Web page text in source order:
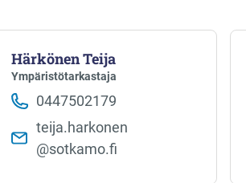
Härkönen Teija
Ympäristötarkastaja
0447502179
teija.harkonen​
@sotkamo.fi